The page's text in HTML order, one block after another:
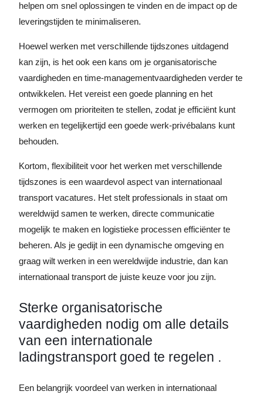
helpen om snel oplossingen te vinden en de impact op de
leveringstijden te minimaliseren.
Hoewel werken met verschillende tijdszones uitdagend
kan zijn, is het ook een kans om je organisatorische
vaardigheden en time-managementvaardigheden verder te
ontwikkelen. Het vereist een goede planning en het
vermogen om prioriteiten te stellen, zodat je efficiënt kunt
werken en tegelijkertijd een goede werk-privébalans kunt
behouden.
Kortom, flexibiliteit voor het werken met verschillende
tijdszones is een waardevol aspect van internationaal
transport vacatures. Het stelt professionals in staat om
wereldwijd samen te werken, directe communicatie
mogelijk te maken en logistieke processen efficiënter te
beheren. Als je gedijt in een dynamische omgeving en
graag wilt werken in een wereldwijde industrie, dan kan
internationaal transport de juiste keuze voor jou zijn.
Sterke organisatorische
vaardigheden nodig om alle details
van een internationale
ladingstransport goed te regelen .
Een belangrijk voordeel van werken in internationaal